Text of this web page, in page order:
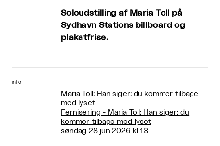
Soloudstilling af Maria Toll på
Sydhavn Stations billboard og
plakatfrise.
info
Maria Toll: Han siger: du kommer tilbage
med lyset
Fernisering - Maria Toll: Han siger: du
kommer tilbage med lyset
søndag 28 jun 2026 kl 13